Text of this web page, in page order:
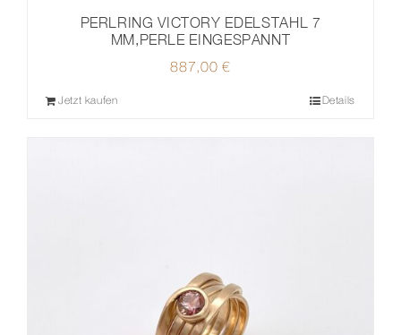
PERLRING VICTORY EDELSTAHL 7
MM,PERLE EINGESPANNT
887,00 €
Jetzt kaufen Details